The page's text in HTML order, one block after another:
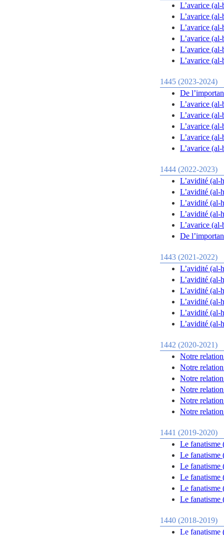
L’avarice
L’avarice
L’avarice
L’avarice
L’avarice
L’avarice
1445 (2023-2024)
De
L’avarice
L’avarice
L’avarice
L’avarice
L’avarice
1444 (2022-2023)
L’avidité (al-
L’avidité (al-
L’avidité (al-
L’avarice
De
1443 (2021-2022)
1442 (2020-2021)
Notre
Notre
Notre
Notre
Notre
Notre
1441 (2019-2020)
Le fanatisme
Le fanatisme
Le fanatisme
Le fanatisme
Le fanatisme
Le fanatisme
1440 (2018-2019)
Le fanatisme